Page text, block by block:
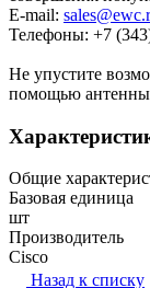
E-mail:
Телефоны: +7
Не упустите
помощью
Общие
Базовая единица
шт
Производитель
Cisco
Назад к списку